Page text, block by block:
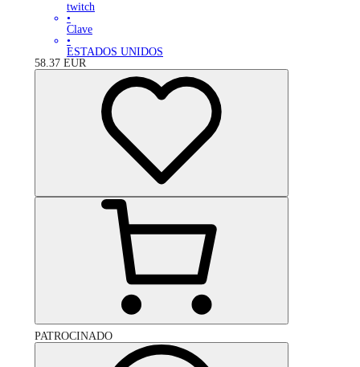
twitch
•
Clave
•
ESTADOS UNIDOS
58.37 EUR
PATROCINADO